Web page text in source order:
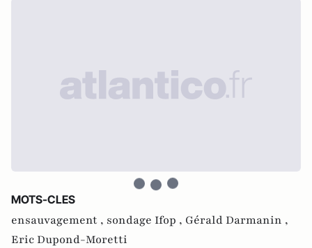
MOTS-CLES
ensauvagement , sondage Ifop , Gérald Darmanin ,
Eric Dupond-Moretti